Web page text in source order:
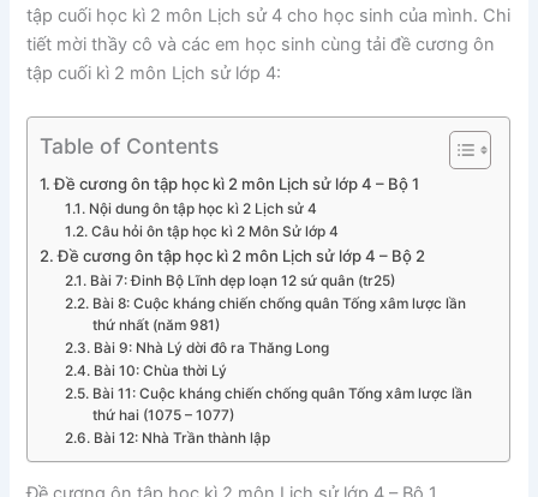
tập cuối học kì 2 môn Lịch sử 4 cho học sinh của mình. Chi
tiết mời thầy cô và các em học sinh cùng tải đề cương ôn
tập cuối kì 2 môn Lịch sử lớp 4:
Table of Contents
Đề cương ôn tập học kì 2 môn Lịch sử lớp 4 – Bộ 1
Nội dung ôn tập học kì 2 Lịch sử 4
Câu hỏi ôn tập học kì 2 Môn Sử lớp 4
Đề cương ôn tập học kì 2 môn Lịch sử lớp 4 – Bộ 2
Bài 7: Đinh Bộ Lĩnh dẹp loạn 12 sứ quân (tr25)
Bài 8: Cuộc kháng chiến chống quân Tống xâm lược lần
thứ nhất (năm 981)
Bài 9: Nhà Lý dời đô ra Thăng Long
Bài 10: Chùa thời Lý
Bài 11: Cuộc kháng chiến chống quân Tống xâm lược lần
thứ hai (1075 – 1077)
Bài 12: Nhà Trần thành lập